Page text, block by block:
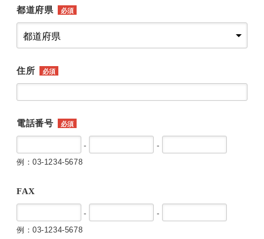
都道府県 必須
住所 必須
電話番号 必須
-
-
例：03-1234-5678
FAX
-
-
例：03-1234-5678